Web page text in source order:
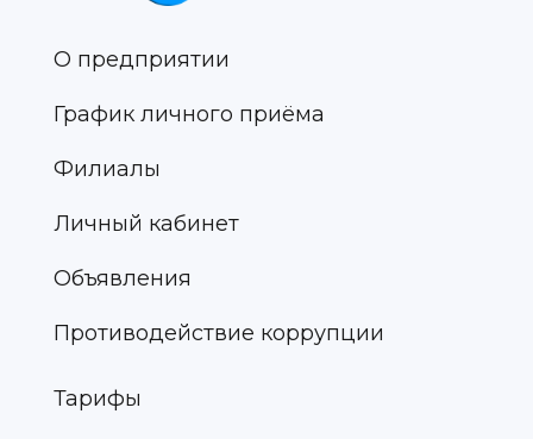
О предприятии
График личного приёма
Филиалы
Личный кабинет
Объявления
Противодействие коррупции
Тарифы